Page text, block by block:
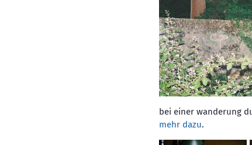
bei einer wanderung
mehr dazu.